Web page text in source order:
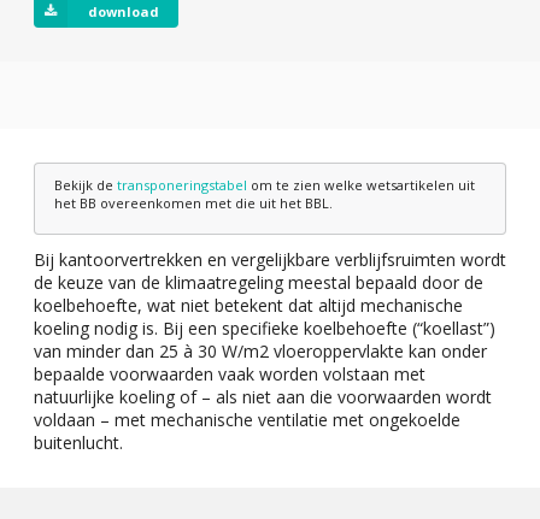
download
Bekijk de transponeringstabel om te zien welke wetsartikelen uit
het BB overeenkomen met die uit het BBL.
Bij kantoorvertrekken en vergelijkbare verblijfsruimten wordt
de keuze van de klimaatregeling meestal bepaald door de
koelbehoefte, wat niet betekent dat altijd mechanische
koeling nodig is. Bij een specifieke koelbehoefte (“koellast”)
van minder dan 25 à 30 W/m2 vloeroppervlakte kan onder
bepaalde voorwaarden vaak worden volstaan met
natuurlijke koeling of – als niet aan die voorwaarden wordt
voldaan – met mechanische ventilatie met ongekoelde
buitenlucht.